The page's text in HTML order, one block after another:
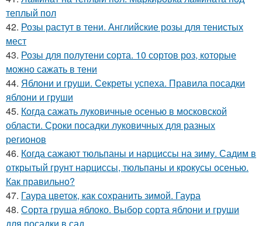
теплый пол
42. Розы растут в тени. Английские розы для тенистых
мест
43. Розы для полутени сорта. 10 сортов роз, которые
можно сажать в тени
44. Яблони и груши. Секреты успеха. Правила посадки
яблони и груши
45. Когда сажать луковичные осенью в московской
области. Сроки посадки луковичных для разных
регионов
46. Когда сажают тюльпаны и нарциссы на зиму. Садим в
открытый грунт нарциссы, тюльпаны и крокусы осенью.
Как правильно?
47. Гаура цветок, как сохранить зимой. Гаура
48. Сорта груша яблоко. Выбор сорта яблони и груши